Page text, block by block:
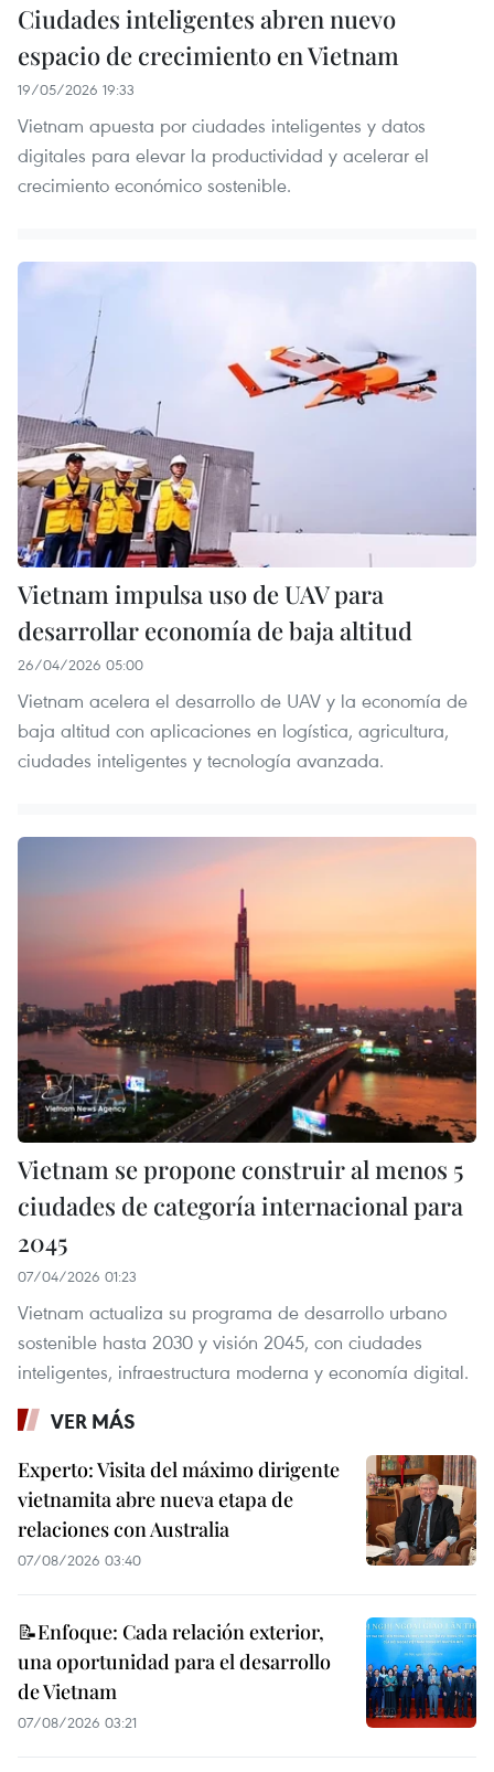
Ciudades inteligentes abren nuevo
espacio de crecimiento en Vietnam
19/05/2026 19:33
Vietnam apuesta por ciudades inteligentes y datos
digitales para elevar la productividad y acelerar el
crecimiento económico sostenible.
Vietnam impulsa uso de UAV para
desarrollar economía de baja altitud
26/04/2026 05:00
Vietnam acelera el desarrollo de UAV y la economía de
baja altitud con aplicaciones en logística, agricultura,
ciudades inteligentes y tecnología avanzada.
Vietnam se propone construir al menos 5
ciudades de categoría internacional para
2045
07/04/2026 01:23
Vietnam actualiza su programa de desarrollo urbano
sostenible hasta 2030 y visión 2045, con ciudades
inteligentes, infraestructura moderna y economía digital.
VER MÁS
Experto: Visita del máximo dirigente
vietnamita abre nueva etapa de
relaciones con Australia
07/08/2026 03:40
📝Enfoque: Cada relación exterior,
una oportunidad para el desarrollo
de Vietnam
07/08/2026 03:21